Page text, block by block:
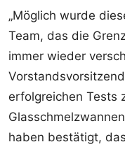
„Möglich wurde
Team, das die
immer wieder
erfolgreichen Tests
haben bestätigt,